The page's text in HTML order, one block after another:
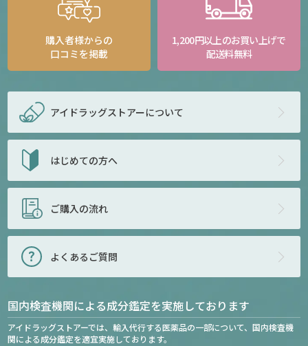
購入者様からの
口コミを掲載
1,200円以上のお買い上げで
配送料無料
アイドラッグストアーについて
はじめての方へ
ご購入の流れ
よくあるご質問
国内検査機関による成分鑑定を実施しております
アイドラッグストアーでは、輸入代行する医薬品の一部について、国内検査機
関による成分鑑定を適宜実施しております。